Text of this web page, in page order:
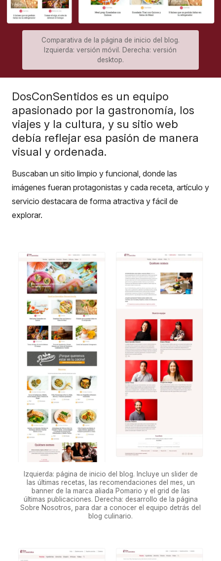
Comparativa de la página de inicio del blog.
Izquierda: versión móvil. Derecha: versión
desktop.
DosConSentidos es un equipo
apasionado por la gastronomía, los
viajes y la cultura, y su sitio web
debía reflejar esa pasión de manera
visual y ordenada.
Buscaban un sitio limpio y funcional, donde las
imágenes fueran protagonistas y cada receta, artículo y
servicio destacara de forma atractiva y fácil de
explorar.
Izquierda: página de inicio del blog. Incluye un slider de
las últimas recetas, las recomendaciones del mes, un
banner de la marca aliada Pomario y el grid de las
últimas publicaciones. Derecha: desarrollo de la página
Sobre Nosotros, para dar a conocer el equipo detrás del
blog culinario.